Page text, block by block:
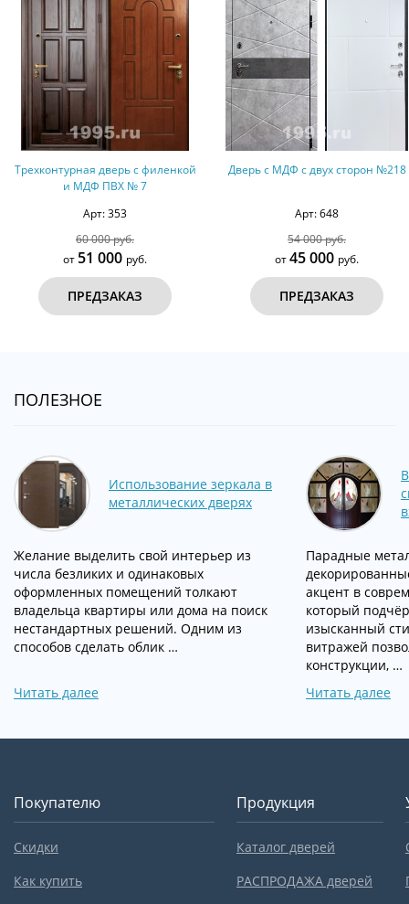
Трехконтурная дверь с филенкой
и МДФ ПВХ № 7
Арт: 353
60 000 руб.
от51 000руб.
ПРЕДЗАКАЗ
Дверь с МДФ с двух сторон №218
Арт: 648
54 000 руб.
от45 000руб.
ПРЕДЗАКАЗ
ПОЛЕЗНОЕ
Использование зеркала в
металлических дверях
Желание выделить свой интерьер из
числа безликих и одинаковых
оформленных помещений толкают
владельца квартиры или дома на поиск
нестандартных решений. Одним из
способов сделать облик …
Читать далее
Парадные
акцент в
который
изысканный
витражей
конструкции, …
Читать далее
Покупателю
Скидки
Как купить
Продукция
Каталог дверей
РАСПРОДАЖА дверей